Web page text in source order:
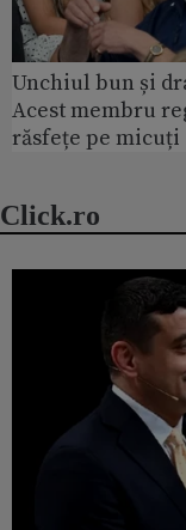
Unchiul bun și
Acest membru
răsfețe pe micuți
Click.ro